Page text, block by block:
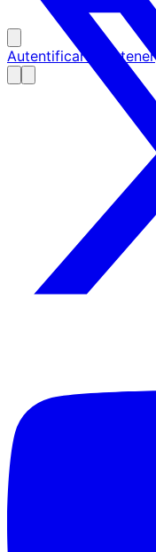
Autentificare partener